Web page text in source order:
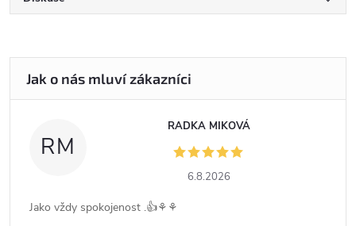
RM
RADKA MIKOVÁ
6.8.2026
Jako vždy spokojenost .👍⚘️⚘️